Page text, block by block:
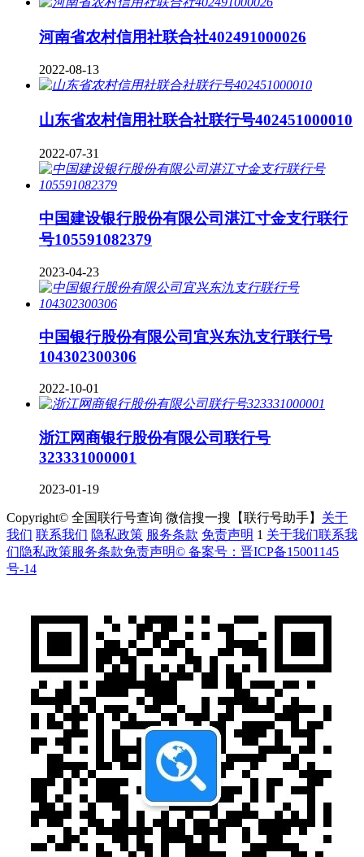
河南省农村信用社联合社402491000026
2022-08-13
山东省农村信用社联合社联行号402451000010
2022-07-31
中国建设银行股份有限公司湛江寸金支行联行
号105591082379
2023-04-23
中国银行股份有限公司宜兴东氿支行联行号
104302300306
2022-10-01
浙江网商银行股份有限公司联行号
323331000001
2023-01-19
Copyright© 全国联行号查询 微信搜一搜【联行号助手】 关于
我们 联系我们 隐私政策 服务条款 免责声明 1 关于我们联系我
们隐私政策服务条款免责声明© 备案号：晋ICP备15001145
号-14